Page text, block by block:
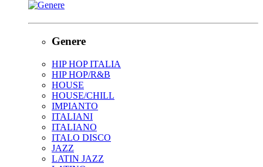
Genere
HIP HOP ITALIA
HIP HOP/R&B
HOUSE
HOUSE/CHILL
IMPIANTO
ITALIANI
ITALIANO
ITALO DISCO
JAZZ
LATIN JAZZ